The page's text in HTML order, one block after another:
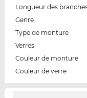
Longueur des
Genre
Type de monture
Verres
Couleur de monture
Couleur de verre